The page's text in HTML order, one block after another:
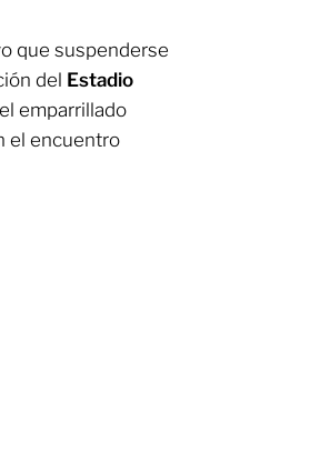
que suspenderse
del Estadio
emparrillado
el encuentro